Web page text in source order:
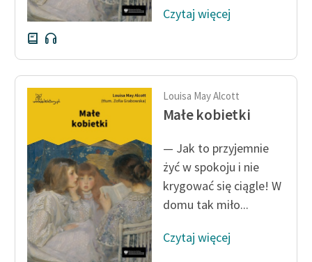
uczniów z
niepełnosprawnościami
Feministyczne inspiracje.
skandynawskiej literatury
feministycznej
Ręce pełne poezji
Kolekcje edukacyjne
twórców przechodzących
do domeny publicznej,
lektur szkolnych oraz
Starego Testamentu
Odkurzamy bohaterów
Czytaj więcej
Louisa May Alcott
Małe kobietki
— Jak to przyjemnie
żyć w spokoju i nie
krygować się ciągle! W
domu tak miło...
Czytaj więcej